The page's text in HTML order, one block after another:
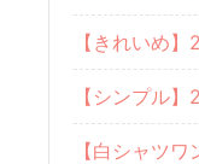
【きれいめ
【シンプル
【白シャツ